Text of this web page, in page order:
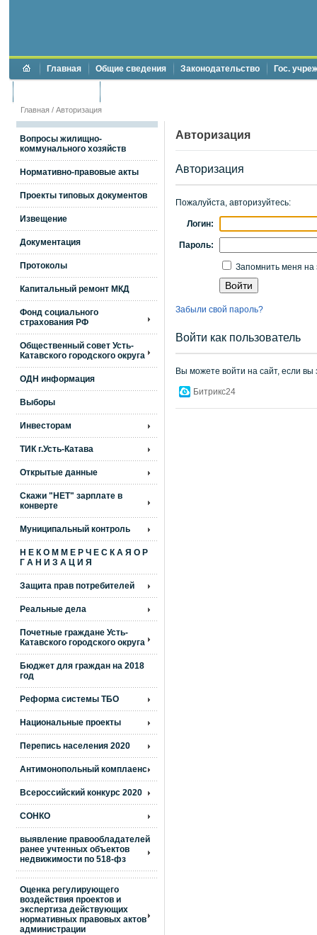
Главная Общие сведения Законодательство Гос.
Главная / Авторизация
Вопросы жилищно-
коммунального хозяйств
Нормативно-правовые акты
Проекты типовых документов
Извещение
Документация
Протоколы
Капитальный ремонт МКД
Фонд социального
страхования РФ
Общественный совет Усть-
Катавского городского округа
ОДН информация
Выборы
Инвесторам
ТИК г.Усть-Катава
Открытые данные
Скажи "НЕТ" зарплате в
конверте
Муниципальный контроль
Н Е К О М М Е Р Ч Е С К А Я О Р
Г А Н И З А Ц И Я
Защита прав потребителей
Реальные дела
Почетные граждане Усть-
Катавского городского округа
Бюджет для граждан на 2018
год
Реформа системы ТБО
Национальные проекты
Перепись населения 2020
Антимонопольный комплаенс
Всероссийский конкурс 2020
СОНКО
выявление правообладателей
ранее учтенных объектов
недвижимости по 518-фз
Оценка регулирующего
воздействия проектов и
экспертиза действующих
нормативных правовых актов
администрации
Авторизация
Авторизация
Пожалуйста, авторизуйтесь:
Логин:
Пароль:
Запомнить меня на
Забыли свой пароль?
Войти как пользователь
Вы можете войти на сайт, если вы
Битрикс24